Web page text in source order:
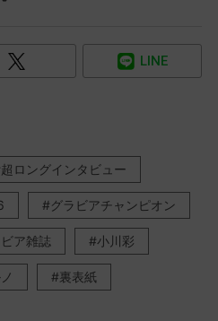
LINE
超ロングインタビュー
グラビアチャンピオン
ア雑誌 小川彩
裏表紙